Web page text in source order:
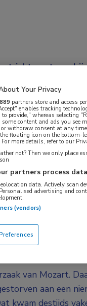
met een
en
en Hardy tot
over deze uit de
“Ik had ooit
dat daarover nog
te schrijven en
en bijkomend
net vader
af en toe op pad
van Mozart.
aan een
kwam destijds
Your Privacy
889 partners store and access
enables tracking
to provide," whereas selecting
some content and ads you see
or withdraw consent at any
floating icon on the bottom-
more details, refer to our
not? Then we only place
partners process
data. Actively scan
advertising and
(vendors)